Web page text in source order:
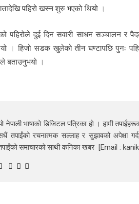
पहिरो खस्न शुरु भएको थियो ।
पहिरोले दुई दिन सवारी साधन सञ्चालन र
। हिजो सडक खुलेको तीन घण्टापछि पुनः
बताउनुभयो ।
नेपाली भाषाको डिजिटल पत्रिका हो । हामी
तपाईंको रचनात्मक सल्लाह र सुझावको अपेक्षा
समाचारको साथी कनिका खबर [Email :